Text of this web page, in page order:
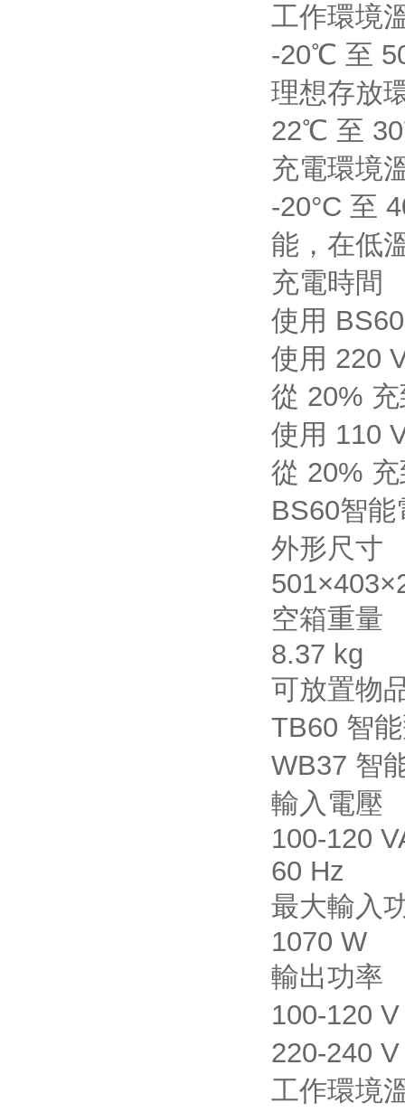
工作環境
-20℃ 至
理想存放
22℃ 至
充電環境
-20°C 至
能，
充電時間
使用 BS60
使用 220
從 20%
使用 110
從 20%
BS60智能
外形尺寸
空箱重量
8.37 kg
可放置物
TB60 智
WB37 智
輸入電壓
100-120
60 Hz
最大輸入
1070 W
輸出功率
100-120
220-240
工作環境